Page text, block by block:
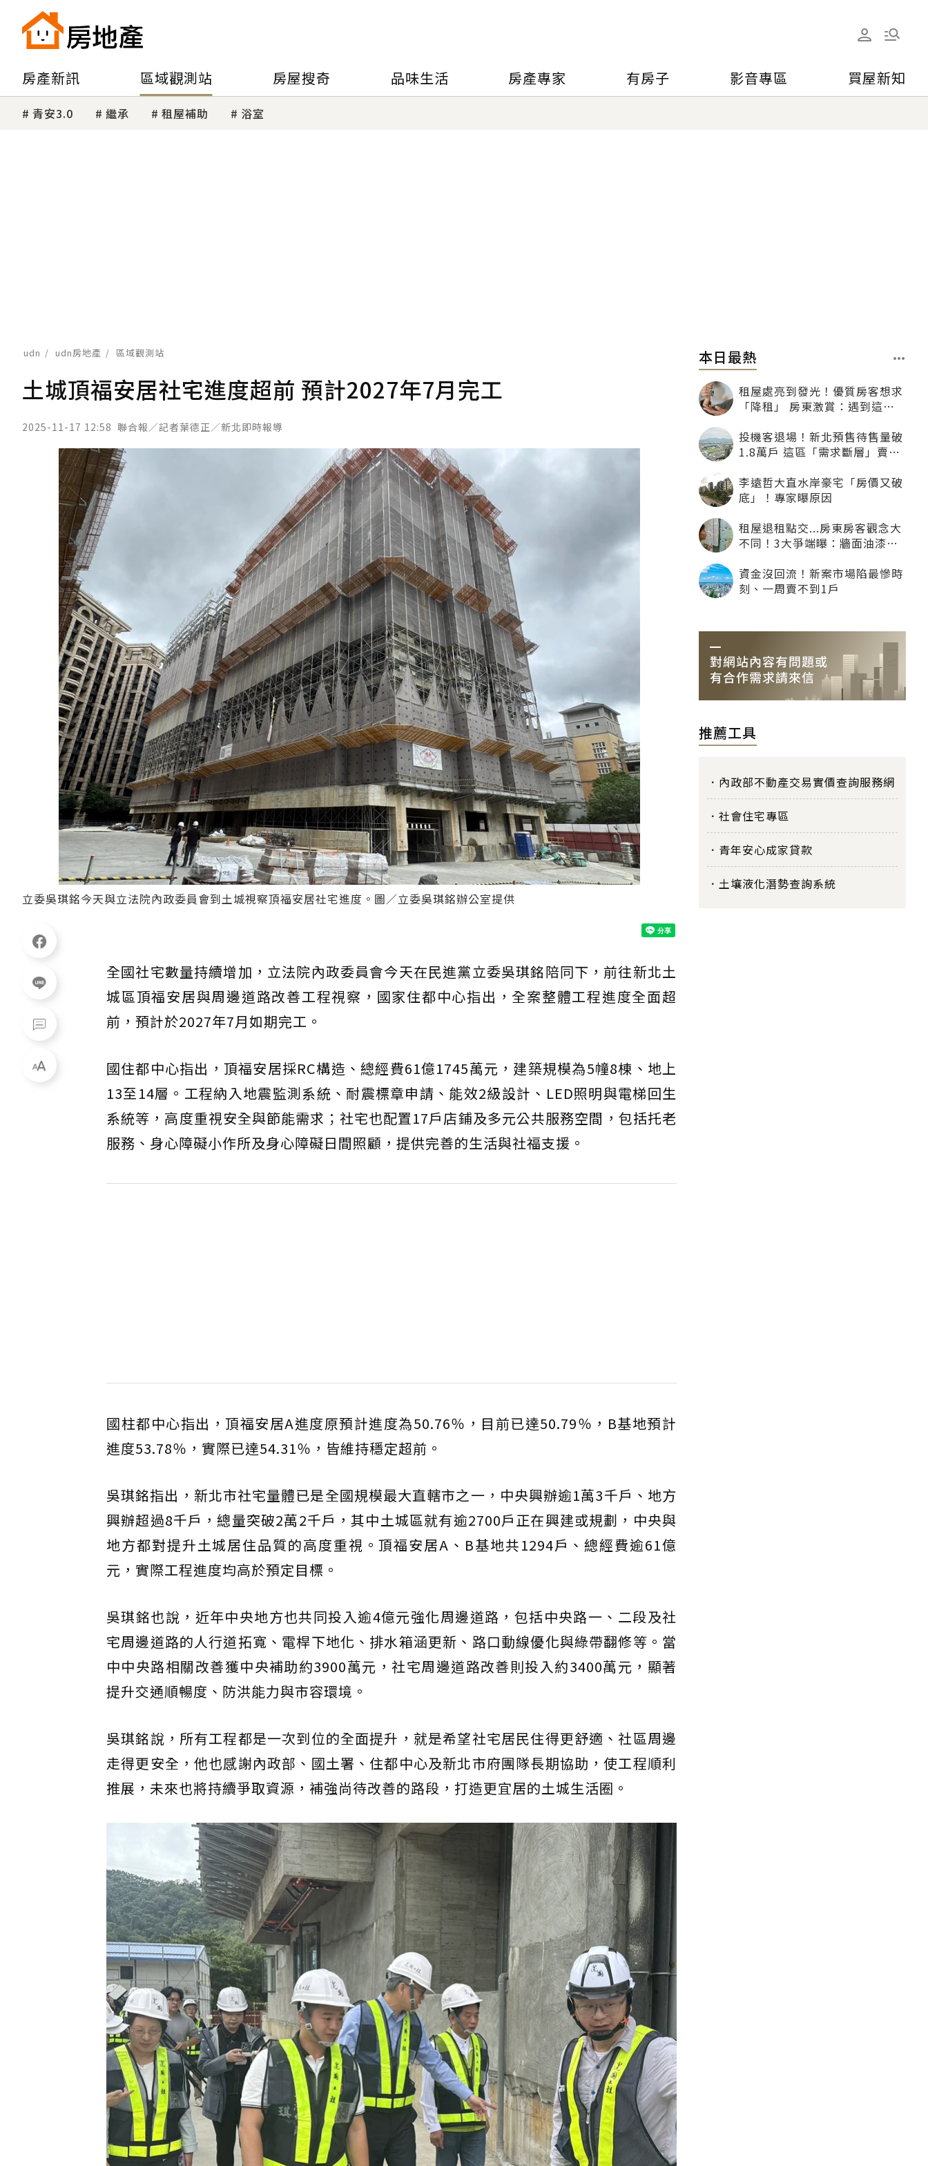
房產新訊 區域觀測站 房屋搜奇 品味生活 房產專家 有房子 影音專區 買屋新知
青安3.0 繼承 租屋補助 浴室
udn udn房地產 區域觀測站
土城頂福安居社宅進度超前 預計2027年7月完工
2025-11-17 12:58 聯合報／記者葉德正／新北即時報導
立委吳琪銘今天與立法院內政委員會到土城視察頂福安居社宅進度。圖／立委吳琪銘辦公室提供
全國社宅數量持續增加，立法院內政委員會今天在民進黨立委吳琪銘陪同下，前往新北土
城區頂福安居與周邊道路改善工程視察，國家住都中心指出，全案整體工程進度全面超
前，預計於2027年7月如期完工。
國住都中心指出，頂福安居採RC構造、總經費61億1745萬元，建築規模為5幢8棟、地上
13至14層。工程納入地震監測系統、耐震標章申請、能效2級設計、LED照明與電梯回生
系統等，高度重視安全與節能需求；社宅也配置17戶店鋪及多元公共服務空間，包括托老
服務、身心障礙小作所及身心障礙日間照顧，提供完善的生活與社福支援。
國柱都中心指出，頂福安居A進度原預計進度為50.76％，目前已達50.79％，B基地預計
進度53.78％，實際已達54.31％，皆維持穩定超前。
吳琪銘指出，新北市社宅量體已是全國規模最大直轄市之一，中央興辦逾1萬3千戶、地方
興辦超過8千戶，總量突破2萬2千戶，其中土城區就有逾2700戶正在興建或規劃，中央與
地方都對提升土城居住品質的高度重視。頂福安居A、B基地共1294戶、總經費逾61億
元，實際工程進度均高於預定目標。
吳琪銘也說，近年中央地方也共同投入逾4億元強化周邊道路，包括中央路一、二段及社
宅周邊道路的人行道拓寬、電桿下地化、排水箱涵更新、路口動線優化與綠帶翻修等。當
中中央路相關改善獲中央補助約3900萬元，社宅周邊道路改善則投入約3400萬元，顯著
提升交通順暢度、防洪能力與市容環境。
吳琪銘說，所有工程都是一次到位的全面提升，就是希望社宅居民住得更舒適、社區周邊
走得更安全，他也感謝內政部、國土署、住都中心及新北市府團隊長期協助，使工程順利
推展，未來也將持續爭取資源，補強尚待改善的路段，打造更宜居的土城生活圈。
本日最熱
租屋處亮到發光！優質房客想求
「降租」 房東激賞：遇到這種
投機客退場！新北預售待售量破
1.8萬戶 這區「需求斷層」賣壓
李遠哲大直水岸豪宅「房價又破
底」！專家曝原因
租屋退租點交...房東房客觀念大
不同！3大爭端曝：牆面油漆、
資金沒回流！新案市場陷最慘時
刻、一周賣不到1戶
推薦工具
內政部不動產交易實價查詢服務網
社會住宅專區
青年安心成家貸款
土壤液化潛勢查詢系統